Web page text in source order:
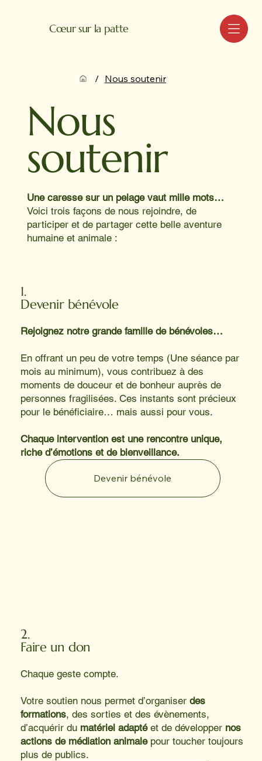
Cœur sur la patte MENU
/ Nous soutenir
Nous
soutenir
Une caresse sur un pelage vaut mille mots…
Voici trois façons de nous rejoindre, de
participer et de partager cette belle aventure
humaine et animale :
1.
Devenir bénévole
Rejoignez notre grande famille de bénévoles…
En offrant un peu de votre temps (Une séance par
mois au minimum), vous contribuez à des
moments de douceur et de bonheur auprès de
personnes fragilisées. Ces instants sont précieux
pour le bénéficiaire… mais aussi pour vous.
Chaque intervention est une rencontre unique,
riche d’émotions et de bienveillance.
Devenir bénévole
2.
Faire un don
Chaque geste compte.
Votre soutien nous permet d’organiserdes
formations, des sorties et des évènements,
d’acquérir du matériel adaptéet de développer nos
actions de médiation animalepour toucher toujours
plus de publics.